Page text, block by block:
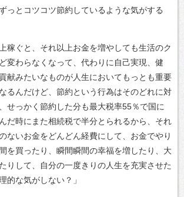
っとコツコツ節約しているような気がする
稼ぐと、それ以上お金を増やしても生活のク
変わらなくなって、代わりに自己実現、健
献みたいなものが人生においてもっとも重要
るんだけど、節約という行為はそのどれに対
せっかく節約した分も最大税率55％で国に
だ時にまた相続税で半分とられるから、それ
ないお金をどんどん経費にして、お金でやり
を買ったり、瞬間瞬間の幸福を増したり、大
りして、自分の一度きりの人生を充実させた
的な気がしない？‬」